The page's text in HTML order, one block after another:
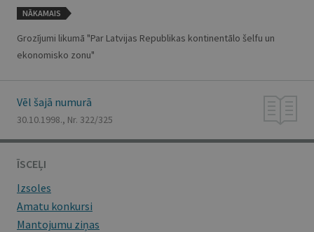
NĀKAMAIS
Grozījumi likumā "Par Latvijas Republikas kontinentālo šelfu un
ekonomisko zonu"
Vēl šajā numurā
30.10.1998., Nr. 322/325
ĪSCEĻI
Izsoles
Amatu konkursi
Mantojumu ziņas